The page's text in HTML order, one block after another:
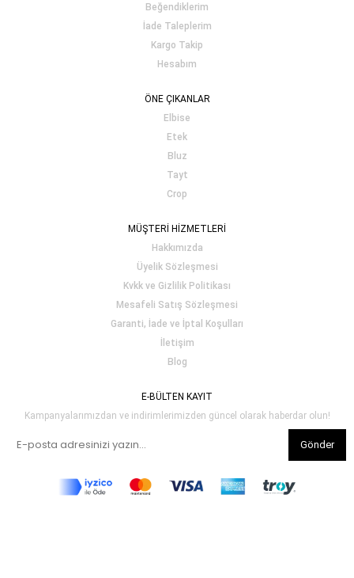
Beğendiklerim
İade Taleplerim
Kargo Takip
Hesabım
ÖNE ÇIKANLAR
Elbise
Etek
Bluz
Tayt
Crop
MÜŞTERİ HİZMETLERİ
Hakkımızda
Üyelik Sözleşmesi
Kvkk ve Gizlilik Politikası
Mesafeli Satış Sözleşmesi
Garanti, İade ve İptal Koşulları
İletişim
Blog
E-BÜLTEN KAYIT
Kampanyalarımızdan ve indirimlerimizden güncel olarak haberdar olun!
Gönder